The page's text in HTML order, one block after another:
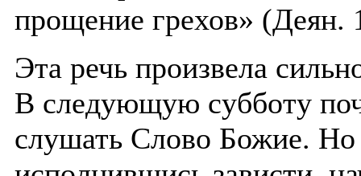
прощение грехов» (Деян.
Эта речь произвела
В следующую субботу
слушать Слово Божие. Но